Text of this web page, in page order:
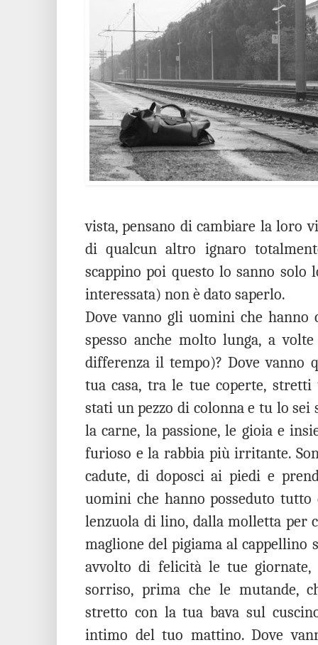
vista, pensano di cambiare la loro
di qualcun altro ignaro
scappino poi questo lo sanno
interessata) non è dato saperlo.
Dove vanno gli uomini che hanno
spesso anche molto lunga, a
differenza il tempo)? Dove vanno
tua casa, tra le tue coperte,
stati un pezzo di colonna e tu lo
la carne, la passione, le gioia e
furioso e la rabbia più irritante.
cadute, di doposci ai piedi e
uomini che hanno posseduto
lenzuola di lino, dalla molletta per
maglione del pigiama al cappellino
avvolto di felicità le tue
sorriso, prima che le mutande,
stretto con la tua bava sul
intimo del tuo mattino. Dove